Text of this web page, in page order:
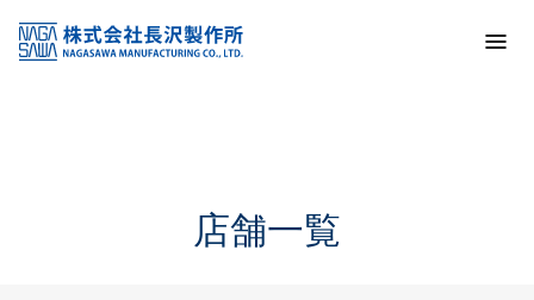
KSS加盟店・取扱店情報
店舗一覧
店舗一覧